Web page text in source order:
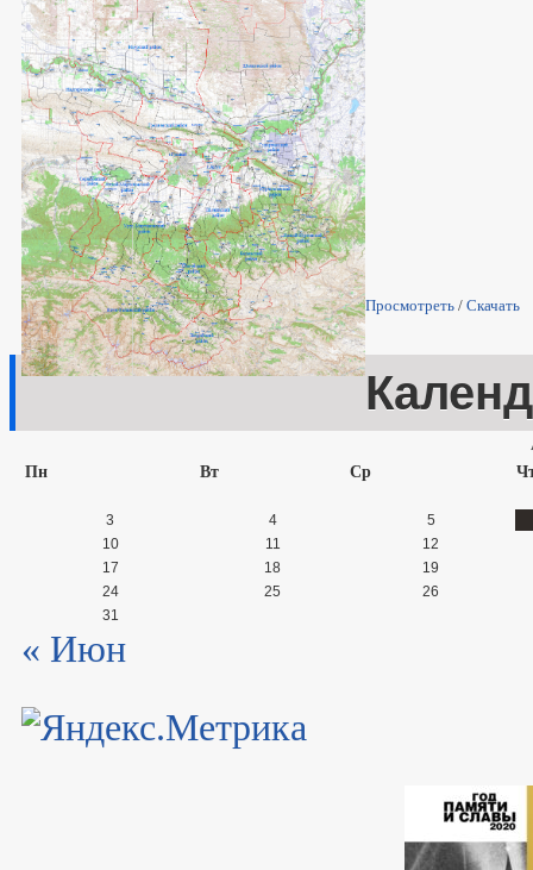
Просмотреть / Скачать
Пн
Вт Ср
3 4
5
10
11
12
17
18
19
24
25
26
31
« Июн